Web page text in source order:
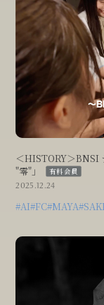
＜HISTORY＞BNSI
"零"」
有料会員
2025.12.24
#AI#FC#MAYA